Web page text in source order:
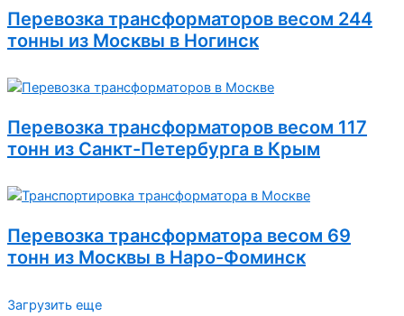
Перевозка трансформаторов весом 244
тонны из Москвы в Ногинск
Перевозка трансформаторов весом 117
тонн из Санкт-Петербурга в Крым
Перевозка трансформатора весом 69
тонн из Москвы в Наро-Фоминск
Загрузить еще